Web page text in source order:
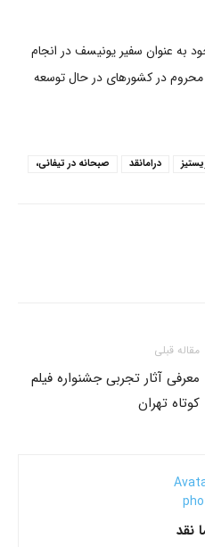
به عنوان سفیر یونیسف در انجام
در کشورهای در حال توسعه
درامانقد صبحانه در تیفانی،
مقاله قبلی
معرفی آثار تجربی جشنواره فیلم
کوتاه تهران
نقد